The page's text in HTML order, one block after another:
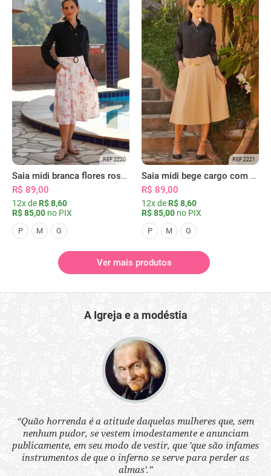
REF 2220
Saia midi branca flores rosas com bolsos
R$ 89,00
12x de R$ 8,60
R$ 85,00 no PIX
P M G
REF 2221
Saia midi bege cargo com bolsos
R$ 89,00
12x de R$ 8,60
R$ 85,00 no PIX
P M G
Ver mais produtos
A Igreja e a modéstia
“Quão horrenda é a atitude daquelas mulheres que, sem
nenhum pudor, se vestem imodestamente e anunciam
publicamente, em seu modo de vestir, que 'que são infames
instrumentos de que o inferno se serve para perder as
almas'.”